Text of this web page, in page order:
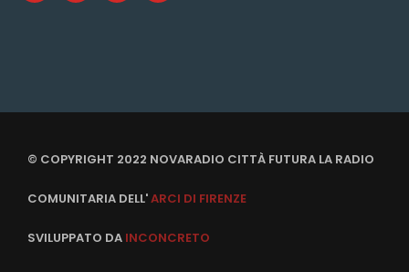
© COPYRIGHT 2022 NOVARADIO CITTÀ FUTURA LA RADIO
COMUNITARIA DELL'ARCI DI FIRENZE
SVILUPPATO DA INCONCRETO